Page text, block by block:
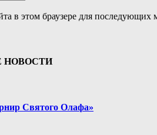
в этом браузере для последующих
НОВОСТИ
Святого Олафа»